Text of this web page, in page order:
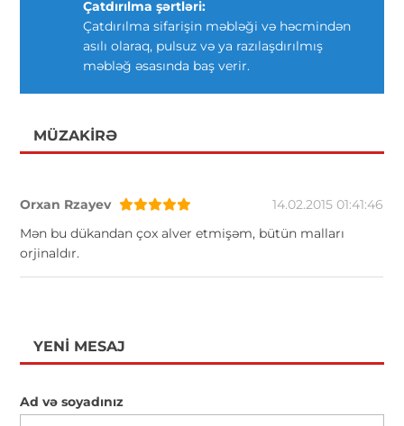
Çatdırılma şərtləri:
Çatdırılma sifarişin məbləği və həcmindən
asılı olaraq, pulsuz və ya razılaşdırılmış
məbləğ əsasında baş verir.
MÜZAKIRƏ
Orxan Rzayev
14.02.2015 01:41:46
Mən bu dükandan çox alver etmişəm, bütün malları
orjinaldır.
YENI MESAJ
Ad və soyadınız